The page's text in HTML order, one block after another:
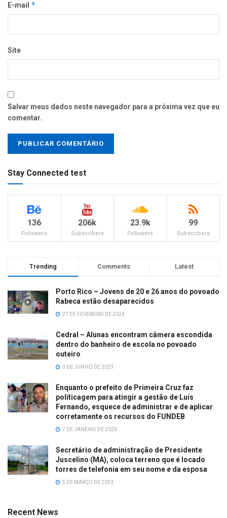
E-mail *
Site
Salvar meus dados neste navegador para a próxima vez que eu
comentar.
Stay Connected test
136
Followers
206k
Subscribers
23.9k
Followers
99
Subscribers
Trending Comments Latest
Porto Rico – Jovens de 20 e 26 anos do povoado
Rabeca estão desaparecidos
27 DE FEVEREIRO DE 2024
Cedral – Alunas encontram câmera escondida
dentro do banheiro de escola no povoado
outeiro
3 DE JUNHO DE 2023
Enquanto o prefeito de Primeira Cruz faz
politicagem para atingir a gestão de Luís
Fernando, esquece de administrar e de aplicar
corretamente os recursos do FUNDEB
7 DE JANEIRO DE 2026
Secretário de administração de Presidente
Juscelino (MA), coloca terreno que é locado
torres de telefonia em seu nome e da esposa
5 DE MARÇO DE 2023
Recent News